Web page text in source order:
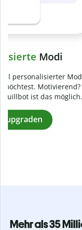
Verhindere
Stelle mit der
% original ist.
und finde fehlende
Mehr als 35